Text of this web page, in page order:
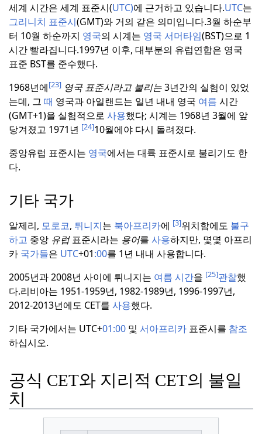
세계 시간은 세계 표준시(UTC)에 근거하고 있습니다.UTC는
그리니치 표준시(GMT)와 거의 같은 의미입니다.3월 하순부
터 10월 하순까지 영국의 시계는 영국 서머타임(BST)으로 1
시간 빨라집니다.1997년 이후, 대부분의 유럽연합은 영국
표준 BST를 준수했다.
1968년에[23] 영국 표준시라고 불리는3년간의 실험이 있었
는데, 그 때 영국과 아일랜드는 일년 내내 영국 여름 시간
(GMT+1)을 실험적으로 사용했다; 시계는 1968년 3월에 앞
당겨졌고 1971년 [24]10월에야 다시 돌려졌다.
중앙유럽 표준시는 영국에서는 대륙 표준시로 불리기도 한
다.
기타 국가
알제리, 모로코, 튀니지는 북아프리카에 [3]위치함에도 불구
하고 중앙 유럽표준시라는 용어를 사용하지만, 몇몇 아프리
카 국가들은 UTC+01:00를 1년 내내 사용합니다.
2005년과 2008년 사이에 튀니지는 여름 시간을 [25]관찰했
다.리비아는 1951-1959년, 1982-1989년, 1996-1997년,
2012-2013년에도 CET를 사용했다.
기타 국가에서는 UTC+01:00 및 서아프리카 표준시를 참조
하십시오.
공식 CET와 지리적 CET의 불일
치